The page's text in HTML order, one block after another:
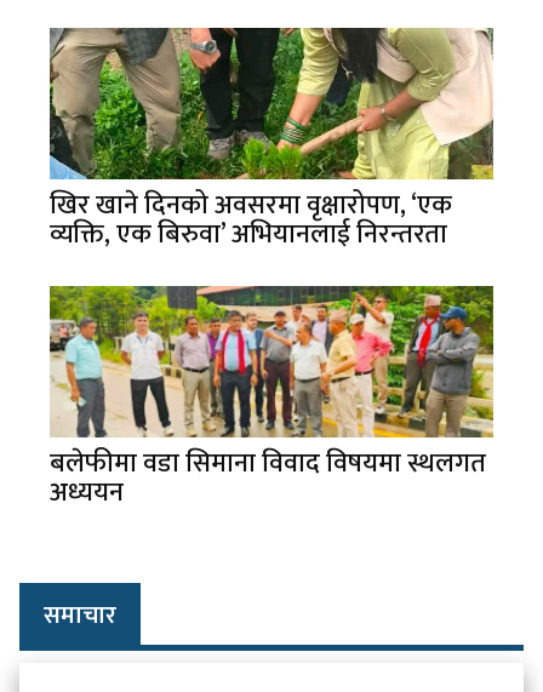
खिर खाने दिनको अवसरमा वृक्षारोपण, ‘एक
व्यक्ति, एक बिरुवा’ अभियानलाई निरन्तरता
बलेफीमा वडा सिमाना विवाद विषयमा स्थलगत
अध्ययन
समाचार